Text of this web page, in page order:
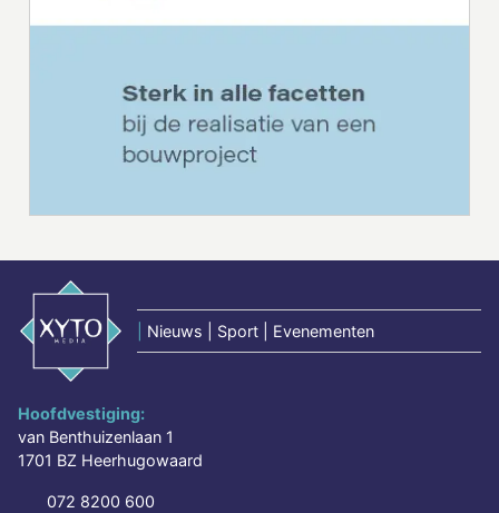
Nieuws | Sport | Evenementen
Hoofdvestiging:
van Benthuizenlaan 1
1701 BZ Heerhugowaard
072 8200 600